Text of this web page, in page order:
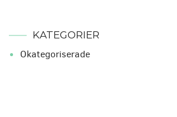
KATEGORIER
Okategoriserade